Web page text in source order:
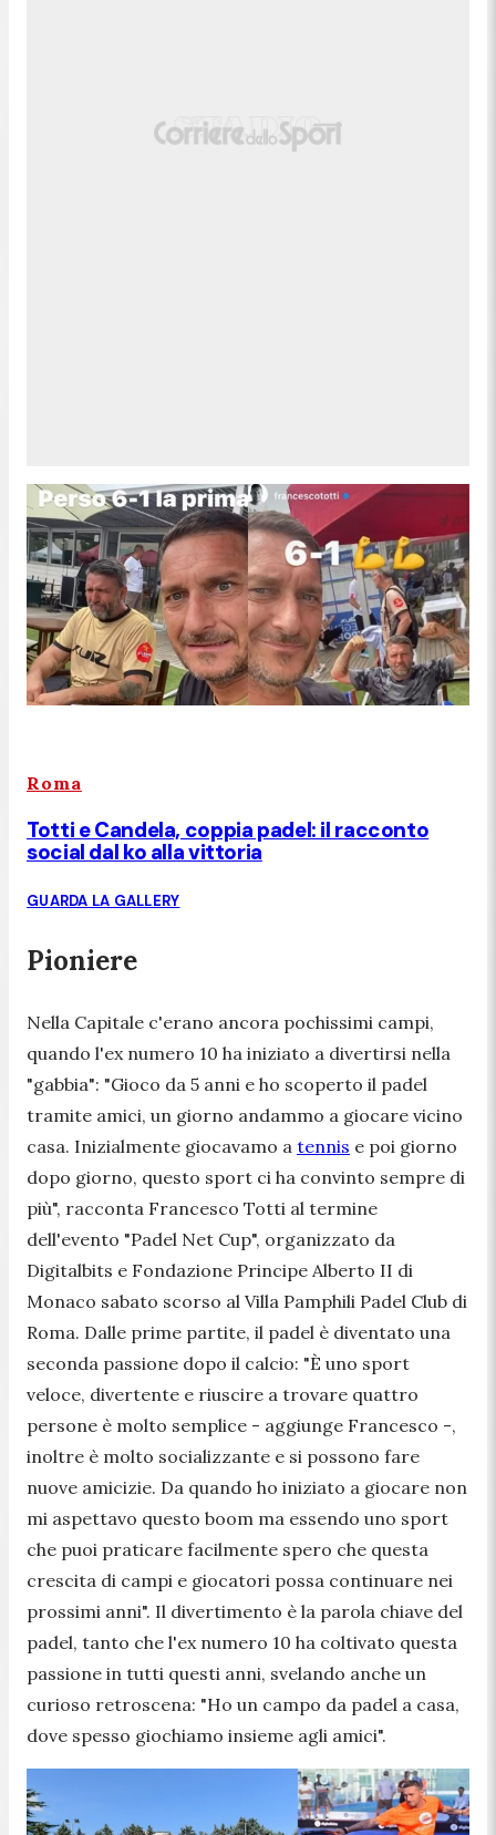
Roma
Totti e Candela, coppia padel: il racconto
social dal ko alla vittoria
GUARDA LA GALLERY
Pioniere
Nella Capitale c'erano ancora pochissimi campi,
quando l'ex numero 10 ha iniziato a divertirsi nella
"gabbia": "Gioco da 5 anni e ho scoperto il padel
tramite amici, un giorno andammo a giocare vicino
casa. Inizialmente giocavamo a tennis e poi giorno
dopo giorno, questo sport ci ha convinto sempre di
più", racconta Francesco Totti al termine
dell'evento "Padel Net Cup", organizzato da
Digitalbits e Fondazione Principe Alberto II di
Monaco sabato scorso al Villa Pamphili Padel Club di
Roma. Dalle prime partite, il padel è diventato una
seconda passione dopo il calcio: "È uno sport
veloce, divertente e riuscire a trovare quattro
persone è molto semplice - aggiunge Francesco -,
inoltre è molto socializzante e si possono fare
nuove amicizie. Da quando ho iniziato a giocare non
mi aspettavo questo boom ma essendo uno sport
che puoi praticare facilmente spero che questa
crescita di campi e giocatori possa continuare nei
prossimi anni". Il divertimento è la parola chiave del
padel, tanto che l'ex numero 10 ha coltivato questa
passione in tutti questi anni, svelando anche un
curioso retroscena: "Ho un campo da padel a casa,
dove spesso giochiamo insieme agli amici".